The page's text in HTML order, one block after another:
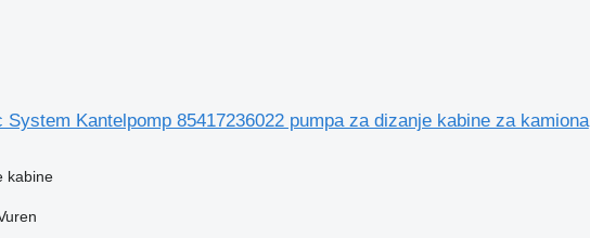
System Kantelpomp 85417236022 pumpa za dizanje kabine za kamiona
kabine